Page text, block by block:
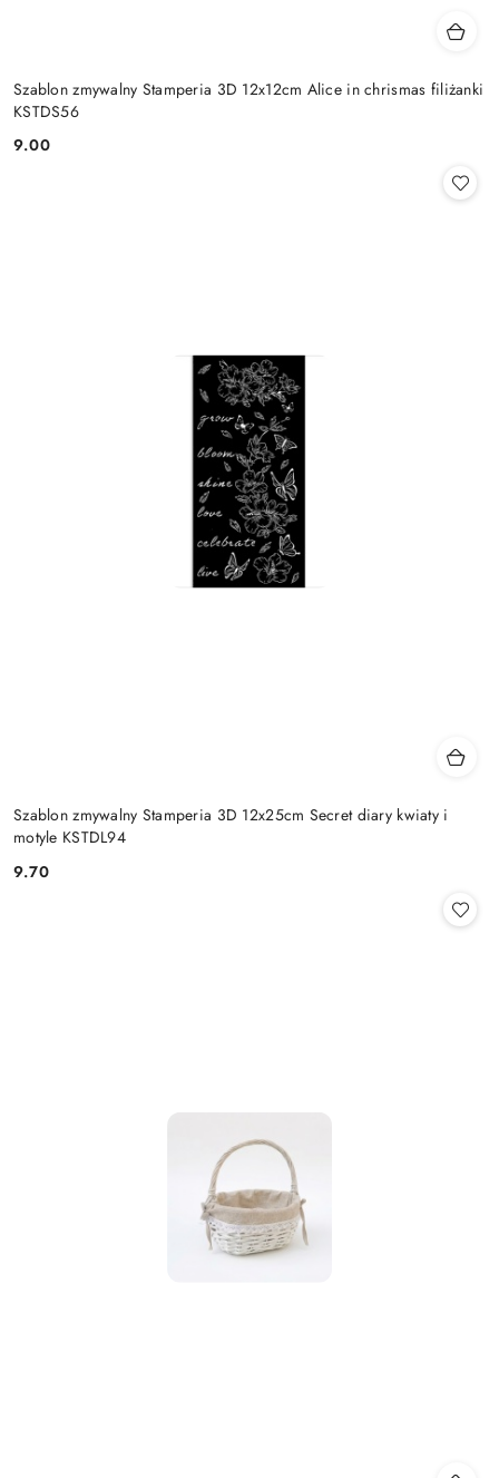
Szablon zmywalny Stamperia 3D 12x12cm Alice in chrismas filiżanki
KSTDS56
Cena:
9.00
Szablon zmywalny Stamperia 3D 12x25cm Secret diary kwiaty i
motyle KSTDL94
Cena:
9.70